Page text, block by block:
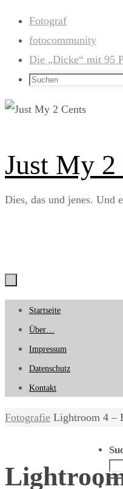
Zum
Inhalt
springen
Fotograf
fotocommunity
Die „Dicke“ mit 95
Suchen
Just My 2
Dies, das und jenes. Und
Zum
Inhalt
springen
Startseite
Über…
Impressum
Datenschutz
Kontakt
Start
Fotografie Lightroom 4 –